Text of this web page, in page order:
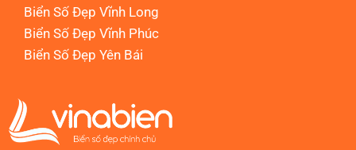
Biển Số Đẹp Vĩnh Long
Biển Số Đẹp Vĩnh Phúc
Biển Số Đẹp Yên Bái